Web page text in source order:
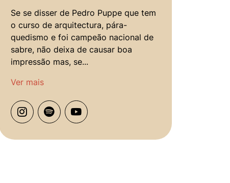
Se se disser de Pedro Puppe que tem
o curso de arquitectura, pára-
quedismo e foi campeão nacional de
sabre, não deixa de causar boa
impressão mas, se...
Ver mais